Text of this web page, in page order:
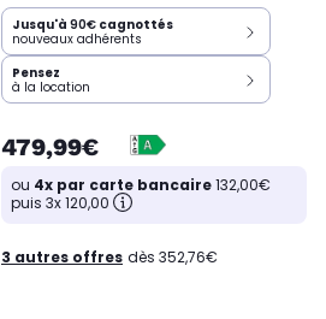
Jusqu'à 90€ cagnottés
nouveaux adhérents
Pensez
à la location
479,99€
ou 4x par carte bancaire132,00€
puis 3x 120,00
3 autres offres dès 352,76€